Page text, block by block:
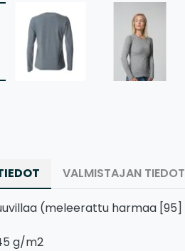
VALMISTAJAN TIEDOT
(meleerattu harmaa [95]
g/m2